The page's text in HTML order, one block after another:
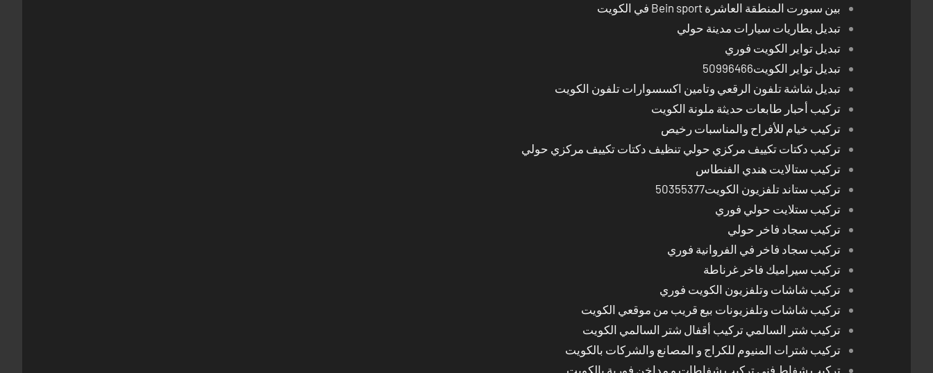
بين سبورت المنطقة العاشرة Bein sport في الكويت
تبديل بطاريات سيارات مدينة حولي
تبديل تواير الكويت فوري
تبديل تواير الكويت50996466
تبديل شاشة تلفون الرقعي وتامين اكسسوارات تلفون الكويت
تركيب أحبار طابعات حديثة ملونة الكويت
تركيب خيام للأفراح والمناسبات رخيص
تركيب دكتات تكييف مركزي حولي تنظيف دكتات تكييف مركزي حولي
تركيب ستالايت هندي الفنطاس
تركيب ستاند تلفزيون الكويت50355377
تركيب ستلايت حولي فوري
تركيب سجاد فاخر حولي
تركيب سجاد فاخر في الفروانية فوري
تركيب سيراميك فاخر غرناطة
تركيب شاشات وتلفزيون الكويت فوري
تركيب شاشات وتلفزيونات بيع قريب من موقعي الكويت
تركيب شتر السالمي تركيب أقفال شتر السالمي الكويت
تركيب شترات المنيوم للكراج و المصانع والشركات بالكويت
تركيب شفاط فني تركيب شفاطات و مداخن فورية بالكويت